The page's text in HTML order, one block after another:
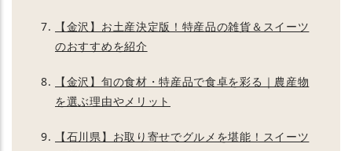
【金沢】お土産決定版！特産品の雑貨＆スイーツ
のおすすめを紹介
【金沢】旬の食材・特産品で食卓を彩る｜農産物
を選ぶ理由やメリット
【石川県】お取り寄せでグルメを堪能！スイーツ